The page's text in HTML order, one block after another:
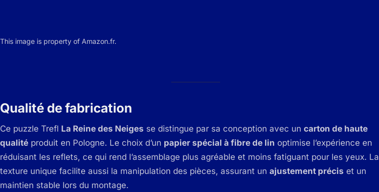
This image is property of Amazon.fr.
Qualité de fabrication
Ce puzzle Trefl La Reine des Neiges se distingue par sa conception avec un carton de haute
qualité produit en Pologne. Le choix d’un papier spécial à fibre de lin optimise l’expérience en
réduisant les reflets, ce qui rend l’assemblage plus agréable et moins fatiguant pour les yeux. La
texture unique facilite aussi la manipulation des pièces, assurant un ajustement précis et un
maintien stable lors du montage.